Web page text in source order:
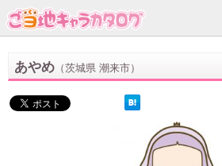
あやめ （茨城県 潮来市）